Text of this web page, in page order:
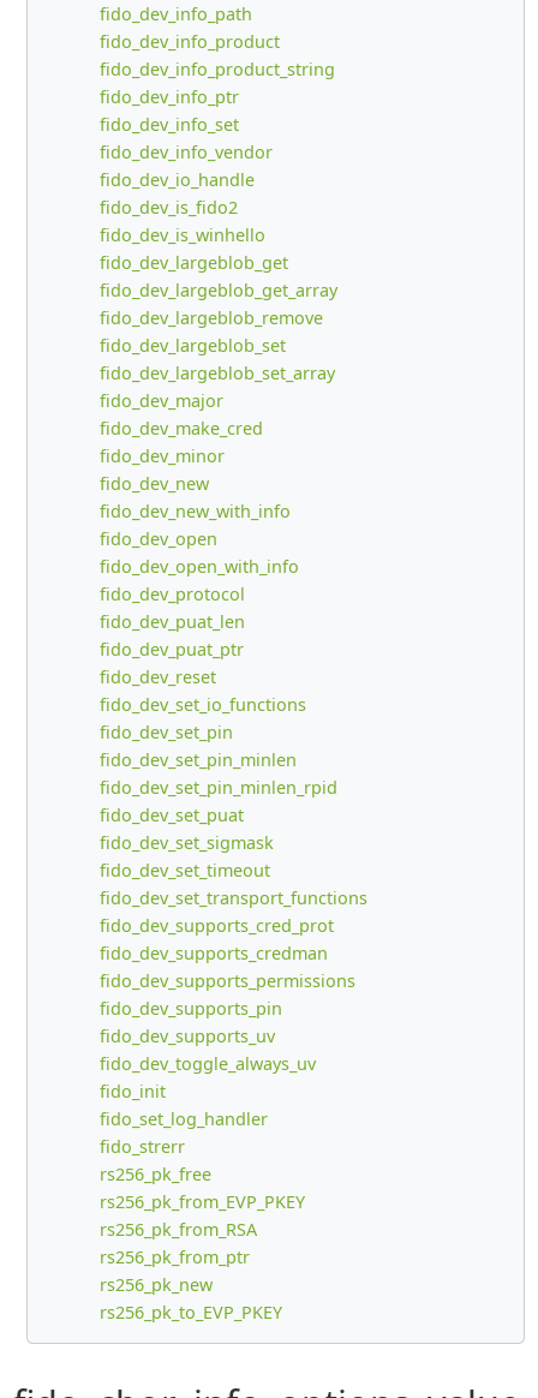
fido_dev_info_path
fido_dev_info_product
fido_dev_info_product_string
fido_dev_info_ptr
fido_dev_info_set
fido_dev_info_vendor
fido_dev_io_handle
fido_dev_is_fido2
fido_dev_is_winhello
fido_dev_largeblob_get
fido_dev_largeblob_get_array
fido_dev_largeblob_remove
fido_dev_largeblob_set
fido_dev_largeblob_set_array
fido_dev_major
fido_dev_make_cred
fido_dev_minor
fido_dev_new
fido_dev_new_with_info
fido_dev_open
fido_dev_open_with_info
fido_dev_protocol
fido_dev_puat_len
fido_dev_puat_ptr
fido_dev_reset
fido_dev_set_io_functions
fido_dev_set_pin
fido_dev_set_pin_minlen
fido_dev_set_pin_minlen_rpid
fido_dev_set_puat
fido_dev_set_sigmask
fido_dev_set_timeout
fido_dev_set_transport_functions
fido_dev_supports_cred_prot
fido_dev_supports_credman
fido_dev_supports_permissions
fido_dev_supports_pin
fido_dev_supports_uv
fido_dev_toggle_always_uv
fido_init
fido_set_log_handler
fido_strerr
rs256_pk_free
rs256_pk_from_EVP_PKEY
rs256_pk_from_RSA
rs256_pk_from_ptr
rs256_pk_new
rs256_pk_to_EVP_PKEY